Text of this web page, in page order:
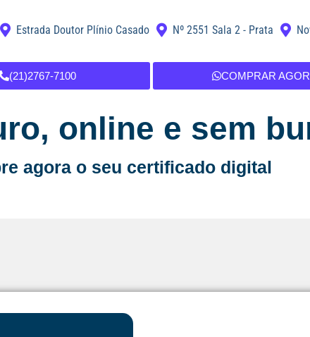
Estrada Doutor Plínio Casado Nº 2551 Sala 2 - Prata
(21)2767-7100 COMPRAR
online e sem
agora o seu certificado digital